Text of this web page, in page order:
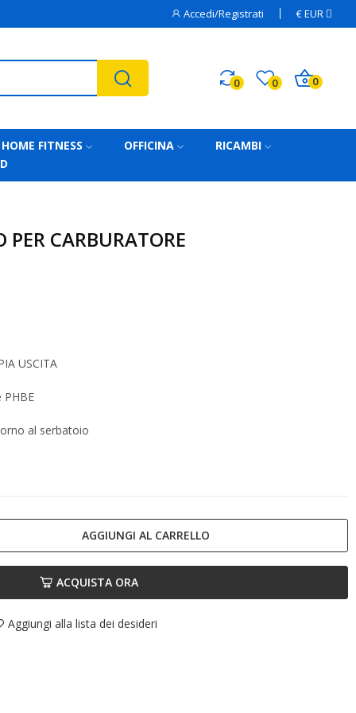
Accedi/Registrati €EUR
0 0 0
HOME FITNESS OFFICINA
RICAMBI
PER CARBURATORE
USCITA
al serbatoio
AGGIUNGI AL CARRELLO
ACQUISTA ORA
Aggiungi alla lista dei desideri